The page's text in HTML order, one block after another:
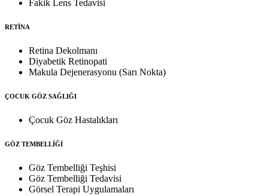
Fakik Lens Tedavisi
RETİNA
Retina Dekolmanı
Diyabetik Retinopati
Makula Dejenerasyonu (Sarı Nokta)
ÇOCUK GÖZ SAĞLIĞI
Çocuk Göz Hastalıkları
GÖZ TEMBELLİĞİ
Göz Tembelliği Teşhisi
Göz Tembelliği Tedavisi
Görsel Terapi Uygulamaları